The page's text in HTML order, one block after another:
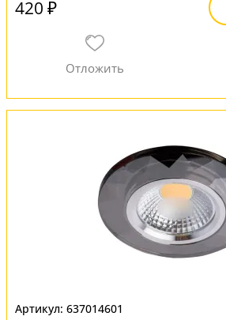
420 ₽
637014601